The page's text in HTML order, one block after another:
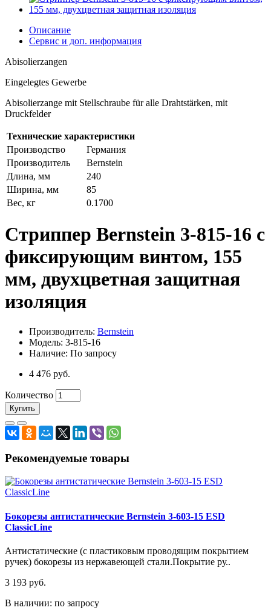
Описание
Сервис и доп. информация
Abisolierzangen
Eingelegtes Gewerbe
Abisolierzange mit Stellschraube für alle Drahtstärken, mit
Druckfelder
Технические характеристики
Производство
Германия
Производитель
Bernstein
Длина, мм
240
Ширина, мм
85
Вес, кг
0.1700
Стриппер Bernstein 3-815-16 с
фиксирующим винтом, 155
мм, двухцветная защитная
изоляция
Производитель: Bernstein
Модель: 3-815-16
Наличие: По запросу
4 476 руб.
Количество
Купить
Рекомендуемые товары
Бокорезы антистатические Bernstein 3-603-15 ESD
ClassicLine
Антистатические (с пластиковым проводящим покрытием
ручек) бокорезы из нержавеющей стали.Покрытие ру..
3 193 руб.
В наличии: по запросу